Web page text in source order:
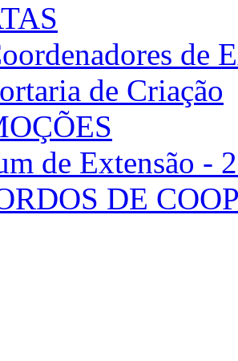
de
de Criação
de Extensão -
DE